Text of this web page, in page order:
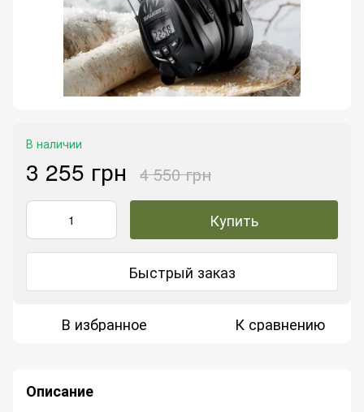
В наличии
3 255 грн 4 550 грн
Купить
Быстрый заказ
В избранное К сравнению
Описание